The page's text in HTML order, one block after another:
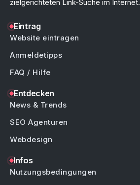
zielgerichteten Link-Suche im Internet.
Eintrag
Website eintragen
Anmeldetipps
FAQ / Hilfe
Entdecken
News & Trends
SEO Agenturen
Webdesign
Infos
Nutzungsbedingungen